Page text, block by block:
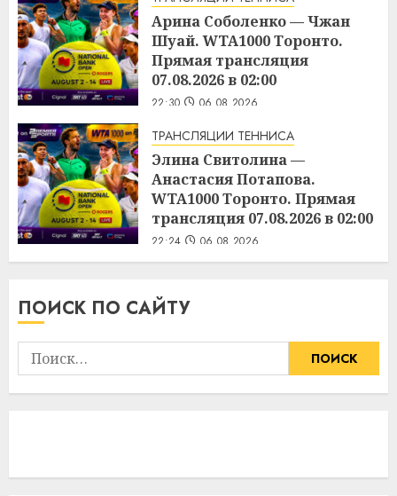
Арина Соболенко — Чжан
Шуай. WTA1000 Торонто.
Прямая трансляция
07.08.2026 в 02:00
22:30 06.08.2026
ТРАНСЛЯЦИИ ТЕННИСА
Элина Свитолина —
Анастасия Потапова.
WTA1000 Торонто. Прямая
трансляция 07.08.2026 в 02:00
22:24 06.08.2026
ПОИСК ПО САЙТУ
Найти: